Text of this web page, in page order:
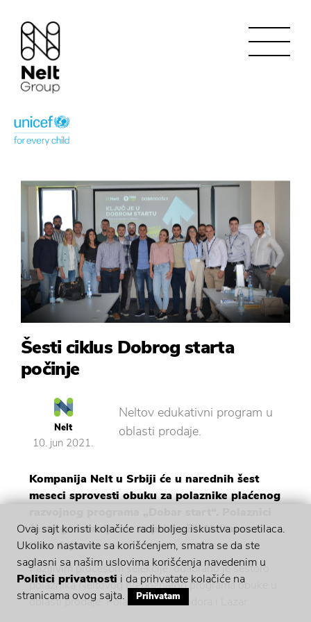
Šesti ciklus Dobrog starta
počinje
Nelt
10. jun 2021.
Neltov edukativni program u
oblasti prodaje.
Kompanija Nelt u Srbiji će u narednih šest
meseci sprovesti obuku za polaznike plaćenog
šeste generacije su se pridružili Neltovom
timu 4. juna.
Pažljivim procesom selekcije, odabrano je šestoro
polaznika Neltovog prepoznatog programa obuke u
oblasti prodaje. Polaznici su: Teodora i Lazar
Ovaj sajt koristi kolačiće radi boljeg iskustva posetilaca.
Ukoliko nastavite sa korišćenjem, smatra se da ste
saglasni sa našim uslovima korišćenja navedenim u
Politici privatnosti i da prihvatate kolačiće na
stranicama ovog sajta.
Prihvatam